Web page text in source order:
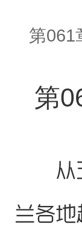
第061
第